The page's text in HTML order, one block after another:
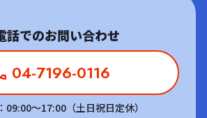
話でのお問い合わせ
04-7196-0116
09:00～17:00（土日祝日定休）